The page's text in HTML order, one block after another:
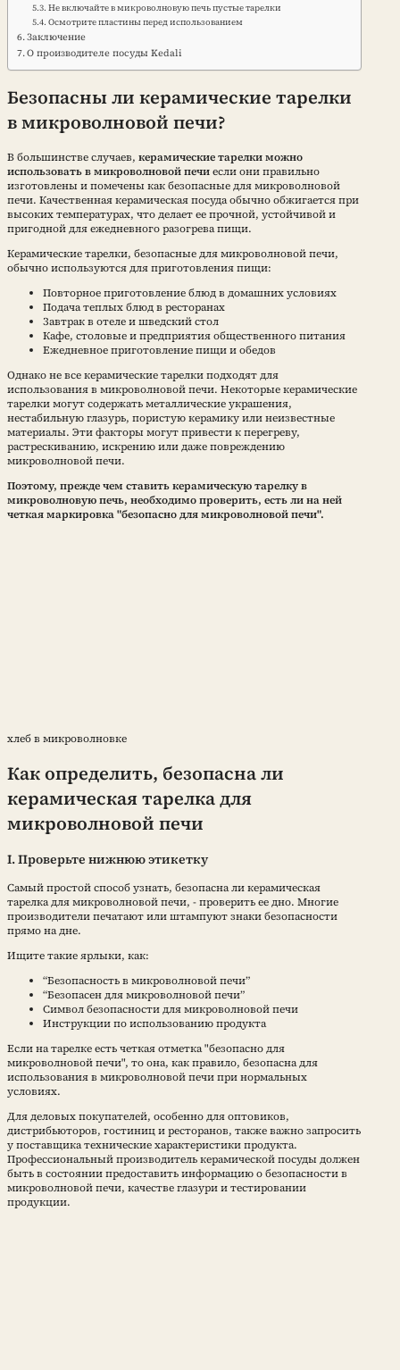
Не включайте в микроволновую печь пустые тарелки
Осмотрите пластины перед использованием
Заключение
О производителе посуды Kedali
Безопасны ли керамические тарелки
в микроволновой печи?
В большинстве случаев, керамические тарелки можно
использовать в микроволновой печиесли они правильно
изготовлены и помечены как безопасные для микроволновой
печи. Качественная керамическая посуда обычно обжигается при
высоких температурах, что делает ее прочной, устойчивой и
пригодной для ежедневного разогрева пищи.
Керамические тарелки, безопасные для микроволновой печи,
обычно используются для приготовления пищи:
Повторное приготовление блюд в домашних условиях
Подача теплых блюд в ресторанах
Завтрак в отеле и шведский стол
Кафе, столовые и предприятия общественного питания
Ежедневное приготовление пищи и обедов
Однако не все керамические тарелки подходят для
использования в микроволновой печи. Некоторые керамические
тарелки могут содержать металлические украшения,
нестабильную глазурь, пористую керамику или неизвестные
материалы. Эти факторы могут привести к перегреву,
растрескиванию, искрению или даже повреждению
микроволновой печи.
Поэтому, прежде чем ставить керамическую тарелку в
микроволновую печь, необходимо проверить, есть ли на ней
четкая маркировка "безопасно для микроволновой печи".
хлеб в микроволновке
Как определить, безопасна ли
керамическая тарелка для
микроволновой печи
I. Проверьте нижнюю этикетку
Самый простой способ узнать, безопасна ли керамическая
тарелка для микроволновой печи, - проверить ее дно. Многие
производители печатают или штампуют знаки безопасности
прямо на дне.
Ищите такие ярлыки, как:
“Безопасность в микроволновой печи”
“Безопасен для микроволновой печи”
Символ безопасности для микроволновой печи
Инструкции по использованию продукта
Если на тарелке есть четкая отметка "безопасно для
микроволновой печи", то она, как правило, безопасна для
использования в микроволновой печи при нормальных
условиях.
Для деловых покупателей, особенно для оптовиков,
дистрибьюторов, гостиниц и ресторанов, также важно запросить
у поставщика технические характеристики продукта.
Профессиональный производитель керамической посуды должен
быть в состоянии предоставить информацию о безопасности в
микроволновой печи, качестве глазури и тестировании
продукции.